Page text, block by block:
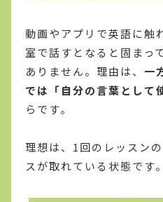
動画やアプリで英語に触
室で話すとなると固まっ
ありません。理由は、 一
では「自分の言葉として
らです。
理想は、1回のレッスン
スが取れている状態です。